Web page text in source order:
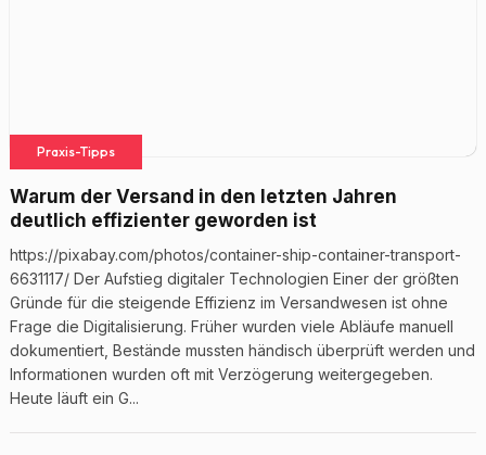
Praxis-Tipps
Warum der Versand in den letzten Jahren
deutlich effizienter geworden ist
https://pixabay.com/photos/container-ship-container-transport-
6631117/ Der Aufstieg digitaler Technologien Einer der größten
Gründe für die steigende Effizienz im Versandwesen ist ohne
Frage die Digitalisierung. Früher wurden viele Abläufe manuell
dokumentiert, Bestände mussten händisch überprüft werden und
Informationen wurden oft mit Verzögerung weitergegeben.
Heute läuft ein G...